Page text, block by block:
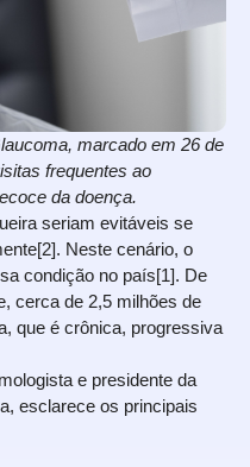
marcado em 26 de
frequentes ao
da doença.
seriam evitáveis se
Neste cenário, o
condição no país[1]. De
cerca de 2,5 milhões de
que é crônica, progressiva
e presidente da
esclarece os principais